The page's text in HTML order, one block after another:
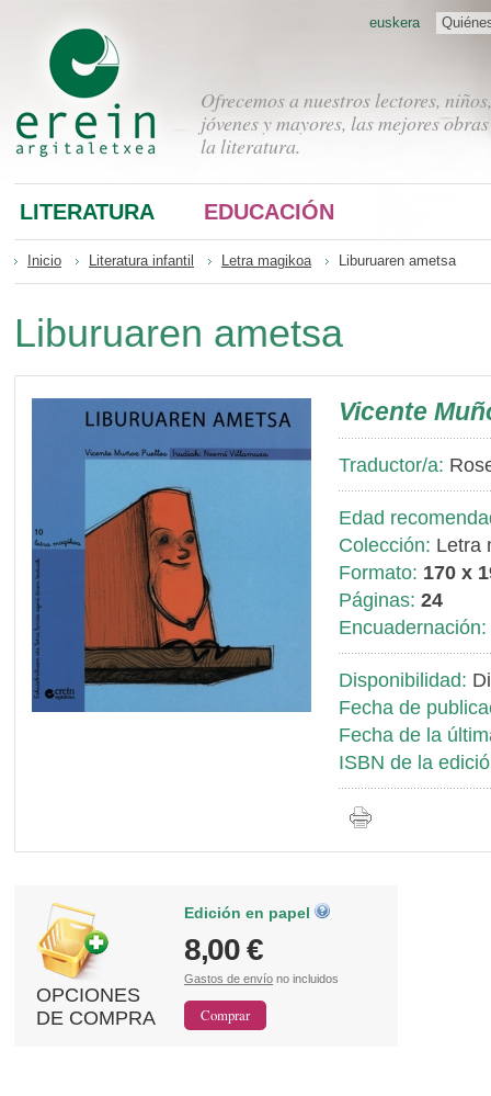
Ofrecemos a nuestros lectores, niños,
jóvenes y mayores, las mejores
la literatura.
euskera
LITERATURA EDUCACIÓN
Inicio Literatura infantil Letra magikoa Liburuaren ametsa
Liburuaren ametsa
Vicente
Traductor/a:
Edad
Colección: Letra
Formato: 170 x
Páginas: 24
Encuadernación:
Disponibilidad:
Fecha de
Fecha de la
ISBN de la
OPCIONES
DE COMPRA
Edición en papel
8,00 €
Gastos de envío no incluidos